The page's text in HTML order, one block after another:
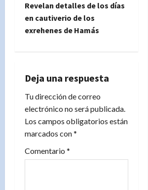
e
g
c
i
ó
n
d
Revelan detalles de los días
en cautiverio de los
exrehenes de Hamás
Deja una respuesta
Tu dirección de correo
electrónico no será publicada.
Los campos obligatorios están
marcados con*
Comentario *